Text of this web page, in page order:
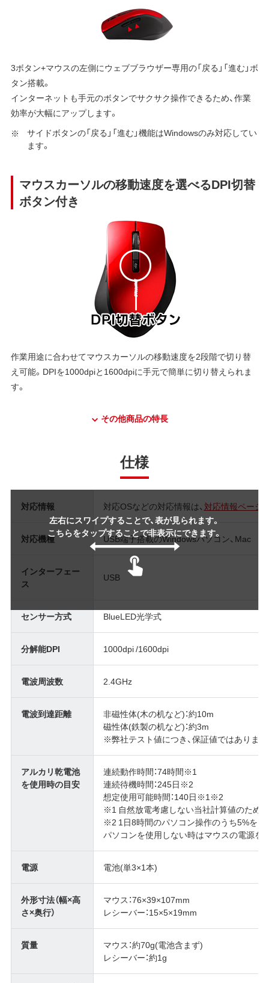
3ボタン+マウスの左側にウェブブラウザー専用の「戻る」「進む」ボ
タン搭載。
インターネットも手元のボタンでサクサク操作できるため、作業
効率が大幅にアップします。
サイドボタンの「戻る」「進む」機能はWindowsのみ対応してい
ます。
マウスカーソルの移動速度を選べるDPI切替
ボタン付き
作業用途に合わせてマウスカーソルの移動速度を2段階で切り替
え可能。DPIを1000dpiと1600dpiに手元で簡単に切り替えられま
す。
その他商品の特長
仕様
左右にスワイプすることで、表が見られます。
こちらをタップすることで非表示にできます。
対応情報 対応OSなどの対応情報は、 対応情報ページ
対応機種 USB端子搭載のWindowsパソコン、Mac
インターフェー
ス
USB
センサー方式 BlueLED光学式
分解能DPI 1000dpi /1600dpi
電波周波数 2.4GHz
電波到達距離
非磁性体(木の机など)：約10m
磁性体(鉄製の机など)：約3m
※弊社テスト値につき、保証値ではありま
アルカリ乾電池
を使用時の目安
連続動作時間：74時間※1
連続待機時間：245日※2
想定使用可能時間：140日※1※2
※1 自然放電考慮しない当社計算値のため
※2 1日8時間のパソコン操作のうち5%をマ
パソコンを使用しない時はマウスの電源を
電源 電池(単3×1本)
外形寸法（幅×高
さ×奥行）
マウス：76×39×107mm
レシーバー：15×5×19mm
質量
マウス：約70g(電池含まず)
レシーバー：約1g